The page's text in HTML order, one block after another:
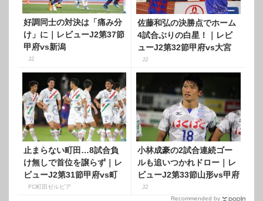
好調同士の対決は「痛み分
け」に｜レビューJ2第37節
甲府vs新潟
J2
佐藤和弘の決勝点でホーム
4試合ぶりの白星！｜レビ
ューJ2第32節甲府vs大宮
J2
止まらない町田…8試合負
け無しで首位を譲らず｜レ
ビューJ2第31節甲府vs町
田FC町田ゼルビア
小林成豪の2試合連続ゴー
ルも追いつかれドロー｜レ
ビューJ2第33節山形vs甲府
J2
Recommended by